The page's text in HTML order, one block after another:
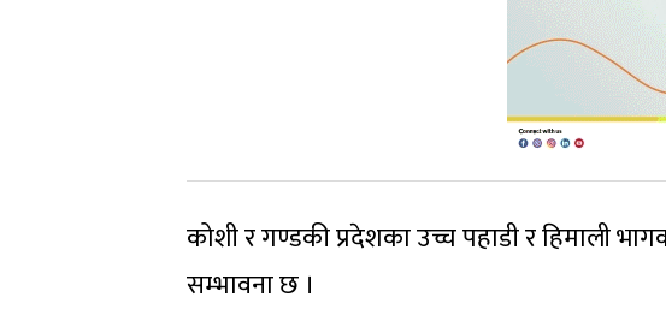
कोशी र गण्डकी प्रदेशका उच्च पहाडी र हिमाली
सम्भावना छ ।